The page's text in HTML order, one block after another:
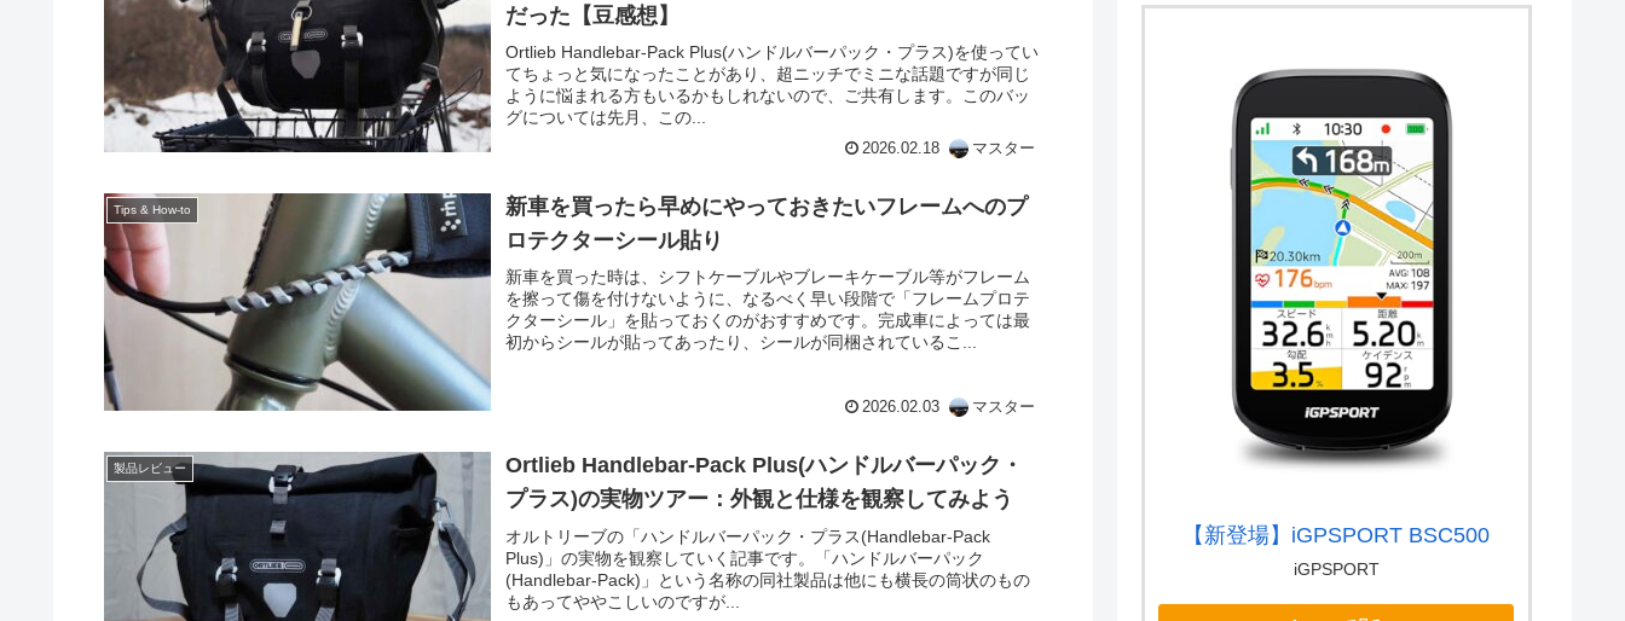
だった【豆感想】
Ortlieb Handlebar-Pack Plus(ハンドルバーパック・プラス)を使ってい
てちょっと気になったことがあり、超ニッチでミニな話題ですが同じ
ように悩まれる方もいるかもしれないので、ご共有します。このバッ
グについては先月、この...
2026.02.18 マスター
Tips & How-to
新車を買ったら早めにやっておきたいフレームへのプ
ロテクターシール貼り
新車を買った時は、シフトケーブルやブレーキケーブル等がフレーム
を擦って傷を付けないように、なるべく早い段階で「フレームプロテ
クターシール」を貼っておくのがおすすめです。完成車によっては最
初からシールが貼ってあったり、シールが同梱されているこ...
2026.02.03 マスター
製品レビュー
Ortlieb Handlebar-Pack Plus(ハンドルバーパック・
プラス)の実物ツアー：外観と仕様を観察してみよう
オルトリーブの「ハンドルバーパック・プラス(Handlebar-Pack
Plus)」の実物を観察していく記事です。「ハンドルバーパック
(Handlebar-Pack)」という名称の同社製品は他にも横長の筒状のもの
もあってややこしいのですが...
【新登場】iGPSPORT BSC500
iGPSPORT